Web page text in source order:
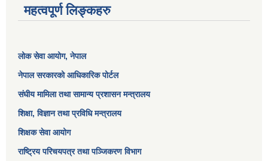
महत्वपूर्ण लिङ्कहरु
लोक सेवा आयोग, नेपाल
नेपाल सरकारको आधिकारिक पोर्टल
संघीय मामिला तथा सामान्य प्रशासन मन्त्रालय
शिक्षा, विज्ञान तथा प्रविधि मन्त्रालय
शिक्षक सेवा आयोग
राष्ट्रिय परिचयपत्र तथा पञ्जिकरण विभाग